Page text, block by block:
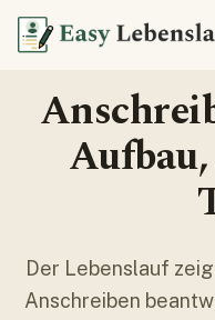
Der Lebenslauf
Anschreiben